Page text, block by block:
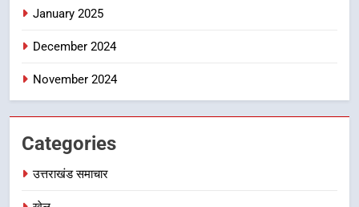
January 2025
December 2024
November 2024
Categories
उत्तराखंड समाचार